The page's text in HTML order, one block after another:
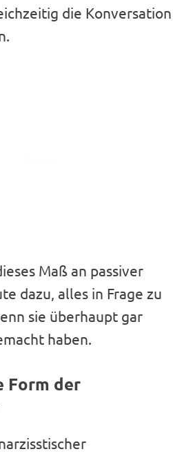
die Konversation
Maß an passiver
dazu, alles in Frage zu
sie überhaupt gar
haben.
Form der